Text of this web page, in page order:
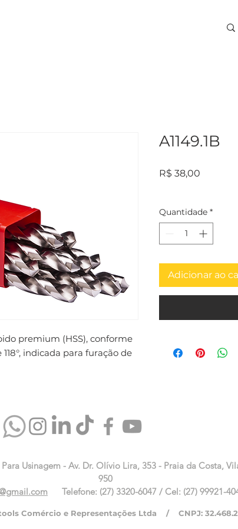
premium (HSS), conforme
indicada para furação de
A1149.1B
R$ 38,00
Quantidade *
Adicionar ao
Usinagem - Av. Dr. Olívio Lira, 353 - Praia da Costa,
950
Telefone: (27) 3320-6047 / Cel: (27) 99921-
Comércio e Representações Ltda / CNPJ: